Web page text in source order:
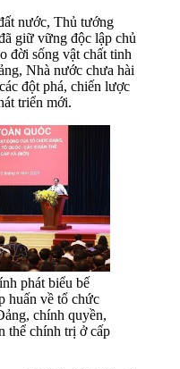
nước, Thủ tướng
giữ vững độc lập chủ
đời sống vật chất tinh
Nhà nước chưa hài
đột phá, chiến lược
triển mới.
phát biểu bế
huấn về tổ chức
chính quyền,
thể chính trị ở cấp